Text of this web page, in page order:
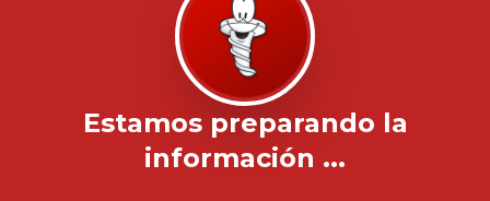
Estamos preparando la
información ...